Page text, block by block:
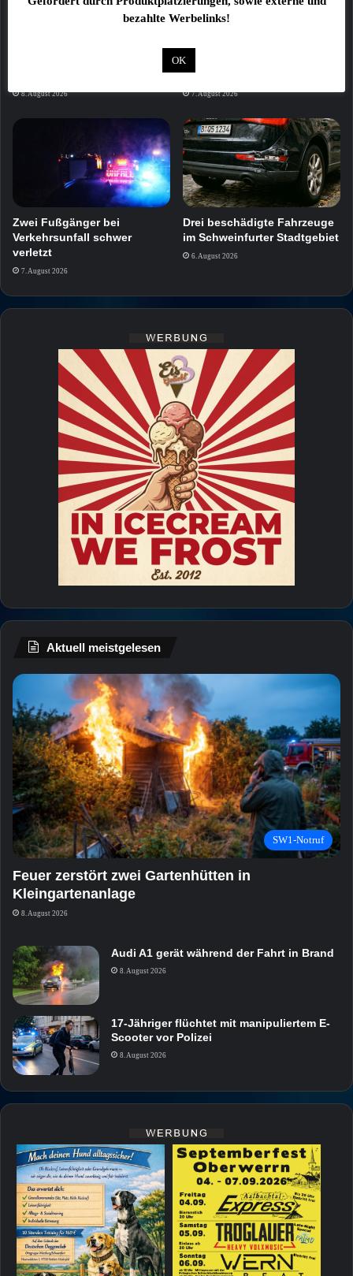
8. August 2026
Trikefahrer stirbt bei
schwerem Verkehrsunfall auf
der B303
7. August 2026
Zwei Fußgänger bei
Verkehrsunfall schwer
verletzt
7. August 2026
Drei beschädigte Fahrzeuge
im Schweinfurter Stadtgebiet
6. August 2026
Aktuell meistgelesen
SW1-Notruf
Feuer zerstört zwei Gartenhütten in
Kleingartenanlage
8. August 2026
Audi A1 gerät während der Fahrt in Brand
8. August 2026
17-Jähriger flüchtet mit manipuliertem E-
Scooter vor Polizei
8. August 2026
bezahlte Werbelinks!
OK